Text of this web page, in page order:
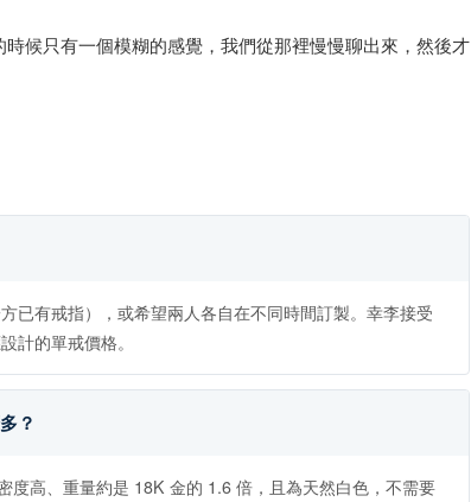
候只有一個模糊的感覺，我們從那裡慢慢聊出來，然後才
已有戒指），或希望兩人各自在不同時間訂製。幸李接受
計的單戒價格。
？
高、重量約是 18K 金的 1.6 倍，且為天然白色，不需要